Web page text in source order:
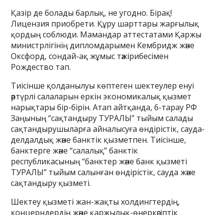
Қазір де болады барлық, не угодно. Бірақ!
Лицензия приобрети. Құру шарттары жарғылық
қордың соблюди. Мамандар аттестатами Қаржы
министрлігінің дипломдарымен Кембридж және
Оксфорд, сондай-ақ жұмыс тәжірибесімен
Рождество тап.
Тиісінше қолданылуы көптеген шектеулер енуі
әртүрлі салаларын еркін экономикалық қызмет
нарықтары бір-бірін. Атап айтқанда, 6-тарау РФ
Заңының “сақтандыру ТУРАЛЫ” тыйым салады
сақтандырушыларға айналысуға өндірістік, сауда-
делдалдық және банктік қызметпен. Тиісінше,
банктерге және “салалық” банктік
республикасының “банктер және банк қызметі
ТУРАЛЫ” тыйым салынған өндірістік, сауда және
сақтандыру қызметі.
Шектеу қызметі жан-жақты холдингтердің,
концерндердің және қаржылық-өнеркәсіптік